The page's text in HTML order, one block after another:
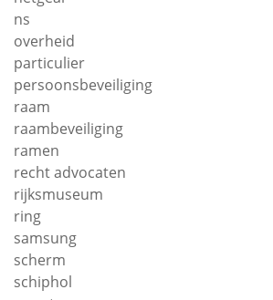
ns
overheid
particulier
persoonsbeveiliging
raam
raambeveiliging
ramen
recht advocaten
rijksmuseum
ring
samsung
scherm
schiphol